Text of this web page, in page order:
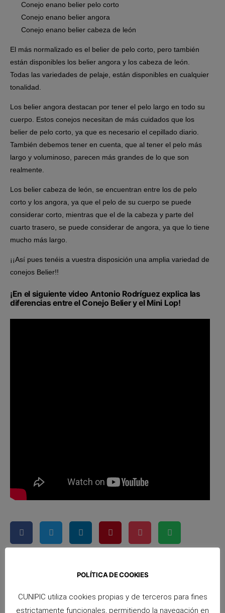
Conejo enano belier pelo corto
Conejo enano belier angora
Conejo enano belier cabeza de león
El más normalizado es el belier de pelo corto, pero también
están disponibles los belier angora y los cabeza de león.
Todas las variedades de pelaje, están disponibles en cualquier
tonalidad.
Los belier angora destacan por tener el pelo largo en todo su
cuerpo. Estos conejos necesitan de más cuidados que los
belier de pelo corto, ya que es necesario el cepillado diario.
También debemos tener en cuenta, que al tener el pelo más
largo y voluminoso, parecen más grandes de lo que son
realmente.
Los belier cabeza de león, se encuentran entre los de pelo
corto y los angora, ya que el pelo de su cuerpo se puede
considerar corto, mientras que el de la cabeza y parte del
cuarto trasero, se puede considerar de angora, ya que lo tiene
mucho más largo.
¡¡Así pues tenéis a vuestra disposición una amplia variedad de
conejos Belier!!
¡En el siguiente video Antonio Rodríguez explica las
diferencias entre el Conejo Belier y el Mini Lop!
Las cobayas de pelo largo ¿Pueden las cobayas ser amigas de un conejo enano?
POLÍTICA DE COOKIES
CUNIPIC utiliza cookies propias y de terceros para fines
estrictamente funcionales, permitiendo la navegación en